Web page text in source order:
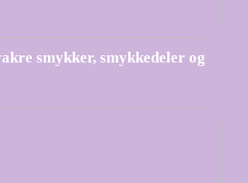
smykker, smykkedeler og